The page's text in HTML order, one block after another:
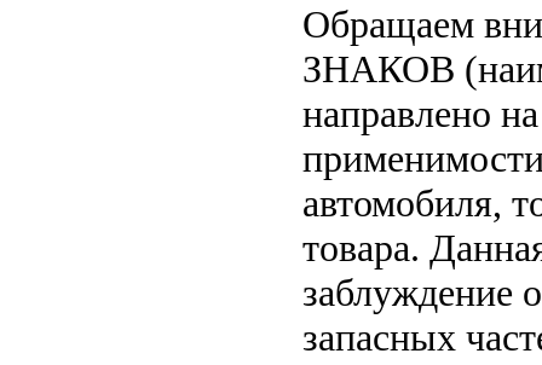
Обращаем
ЗНАКОВ
направлено
автомобиля,
товара.
заблуждение
запасных